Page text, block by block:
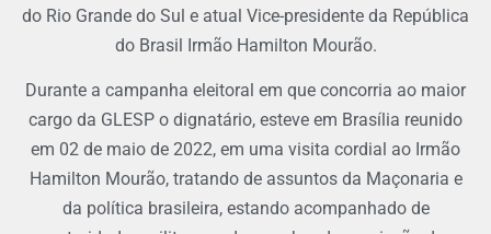
do Rio Grande do Sul e atual Vice-presidente da República
do Brasil Irmão Hamilton Mourão.
Durante a campanha eleitoral em que concorria ao maior
cargo da GLESP o dignatário, esteve em Brasília reunido
em 02 de maio de 2022, em uma visita cordial ao Irmão
Hamilton Mourão, tratando de assuntos da Maçonaria e
da política brasileira, estando acompanhado de